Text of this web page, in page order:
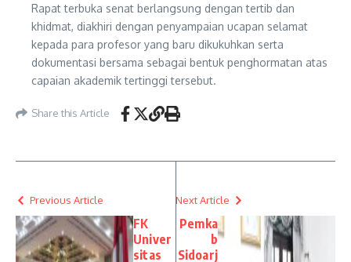
Rapat terbuka senat berlangsung dengan tertib dan
khidmat, diakhiri dengan penyampaian ucapan selamat
kepada para profesor yang baru dikukuhkan serta
dokumentasi bersama sebagai bentuk penghormatan atas
capaian akademik tertinggi tersebut.
Share this Article
Previous Article
FK
Univer
sitas
Next Article
Pemka
b
Sidoarj